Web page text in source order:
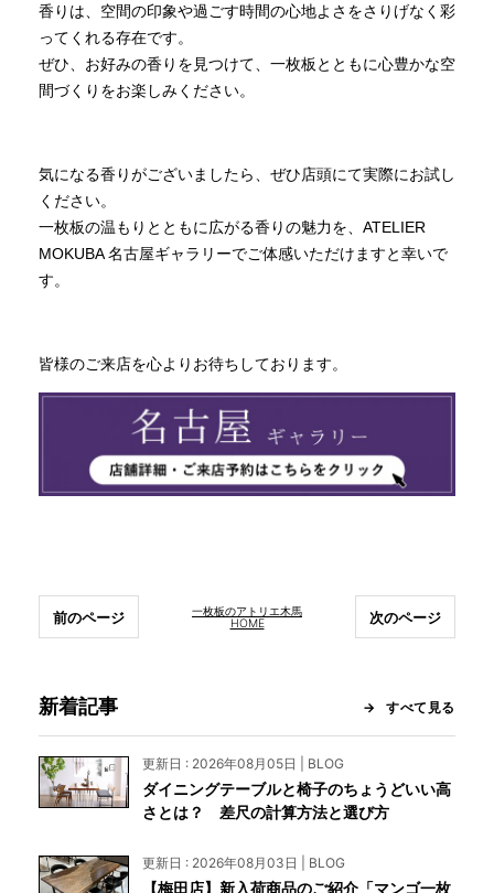
香りは、空間の印象や過ごす時間の心地よさをさりげなく彩
ってくれる存在です。
ぜひ、お好みの香りを見つけて、一枚板とともに心豊かな空
間づくりをお楽しみください。
気になる香りがございましたら、ぜひ店頭にて実際にお試し
ください。
一枚板の温もりとともに広がる香りの魅力を、ATELIER
MOKUBA 名古屋ギャラリーでご体感いただけますと幸いで
す。
皆様のご来店を心よりお待ちしております。
一枚板のアトリエ木馬
HOME
前のページ 次のページ
新着記事 すべて見る
更新日 : 2026年08月05日 | BLOG
ダイニングテーブルと椅子のちょうどいい高
さとは？ 差尺の計算方法と選び方
更新日 : 2026年08月03日 | BLOG
【梅田店】新入荷商品のご紹介「マンゴ一枚